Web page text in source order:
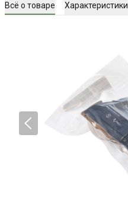
Всё о товаре Характеристики